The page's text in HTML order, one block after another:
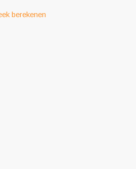
berekenen